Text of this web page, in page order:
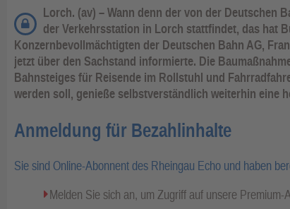
Lorch. (av) – Wann denn der von der Deutschen
der Verkehrsstation in Lorch stattfindet, das hat
Konzernbevollmächtigten der Deutschen Bahn AG,
jetzt über den Sachstand informierte. Die
Bahnsteiges für Reisende im Rollstuhl und
werden soll, genieße selbstverständlich weiterhin eine
Anmeldung für Bezahlinhalte
Sie sind Online-Abonnent des Rheingau Echo und haben
Melden Sie sich an, um Zugriff auf unsere Premium-